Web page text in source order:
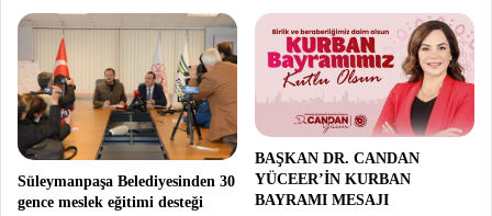
Süleymanpaşa Belediyesinden 30
gence meslek eğitimi desteği
BAŞKAN DR. CANDAN
YÜCEER’İN KURBAN
BAYRAMI MESAJI